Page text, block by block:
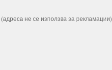
(адреса не се използва за рекламации)